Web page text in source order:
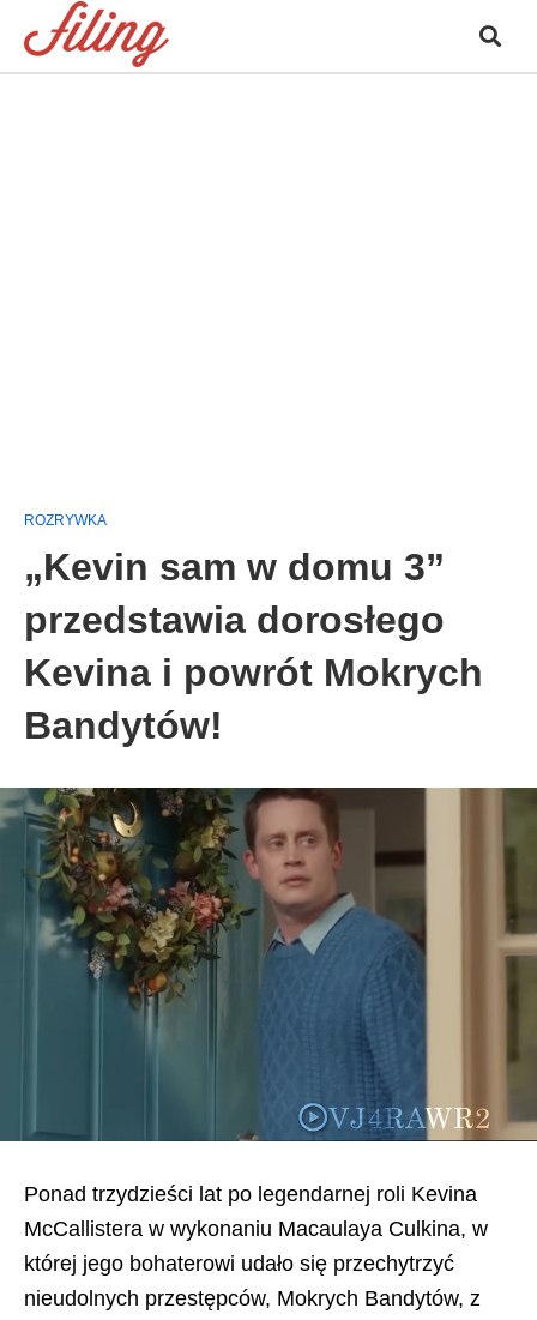
ROZRYWKA
„Kevin sam w domu 3”
przedstawia dorosłego
Kevina i powrót Mokrych
Bandytów!
Ponad trzydzieści lat po legendarnej roli Kevina
McCallistera w wykonaniu Macaulaya Culkina, w
której jego bohaterowi udało się przechytrzyć
nieudolnych przestępców, Mokrych Bandytów, z